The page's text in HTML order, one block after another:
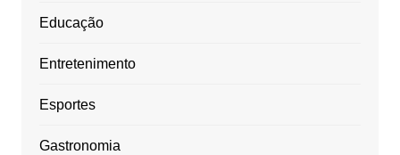
Educação
Entretenimento
Esportes
Gastronomia